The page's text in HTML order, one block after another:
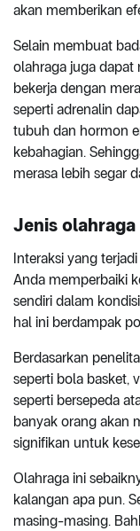
akan memberikan
Selain membuat
olahraga juga dapat
bekerja dengan
seperti adrenalin
tubuh dan hormon
kebahagian.
merasa lebih segar
Jenis
Interaksi yang
Anda memperbaiki
sendiri dalam
hal ini berdampak
Berdasarkan
seperti bola basket,
seperti bersepeda
banyak orang akan
signifikan untuk
Olahraga ini
kalangan apa pun.
masing-masing.